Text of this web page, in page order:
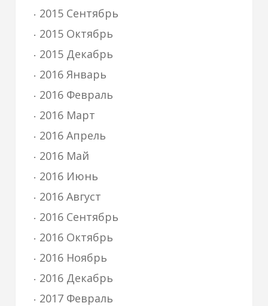
2015 Сентябрь
2015 Октябрь
2015 Декабрь
2016 Январь
2016 Февраль
2016 Март
2016 Апрель
2016 Май
2016 Июнь
2016 Август
2016 Сентябрь
2016 Октябрь
2016 Ноябрь
2016 Декабрь
2017 Февраль